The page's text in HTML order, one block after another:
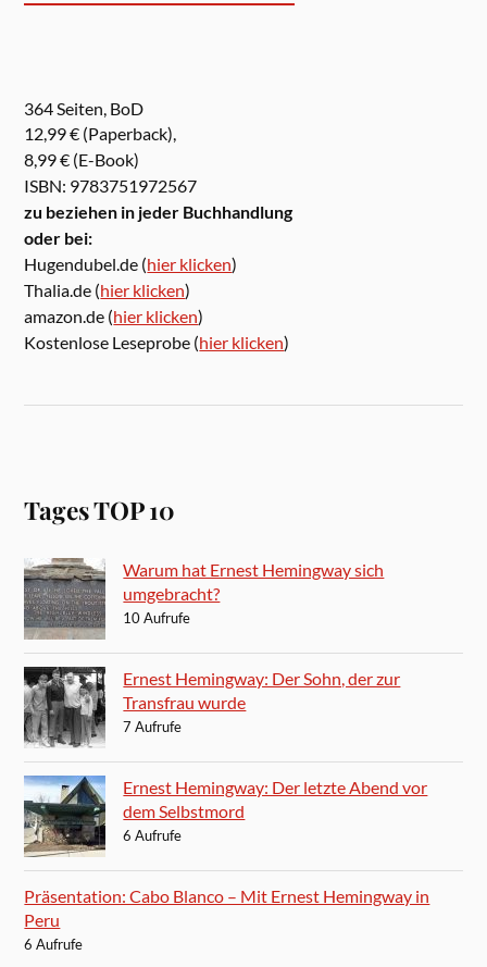
364 Seiten, BoD
12,99 € (Paperback),
8,99 € (E-Book)
ISBN: 9783751972567
zu beziehen in jeder Buchhandlung
oder bei:
Hugendubel.de (hier klicken)
Thalia.de (hier klicken)
amazon.de (hier klicken)
Kostenlose Leseprobe (hier klicken)
Tages TOP 10
Warum hat Ernest Hemingway sich
umgebracht?
10 Aufrufe
Ernest Hemingway: Der Sohn, der zur
Transfrau wurde
7 Aufrufe
Ernest Hemingway: Der letzte Abend vor
dem Selbstmord
6 Aufrufe
Präsentation: Cabo Blanco – Mit Ernest Hemingway in
Peru
6 Aufrufe